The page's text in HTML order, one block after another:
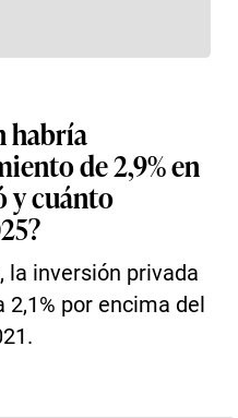
habría
de 2,9% en
y cuánto
la inversión privada
por encima del